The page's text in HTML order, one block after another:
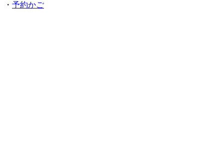
・ 予約かご